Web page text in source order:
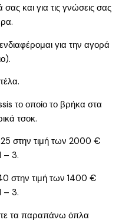
και για τις γνώσεις σας
για την αγορά
το οποίο το βρήκα στα
τσοκ.
στην τιμή των 2000 €
– 3.
στην τιμή των 1400 €
– 3.
τα παραπάνω όπλα